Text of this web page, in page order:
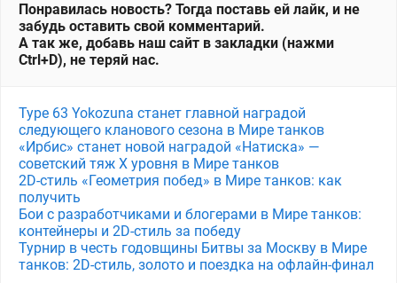
Понравилась новость? Тогда поставь ей лайк, и не
забудь оставить свой комментарий.
А так же, добавь наш сайт в закладки (нажми
Ctrl+D), не теряй нас.
Type 63 Yokozuna станет главной наградой
следующего кланового сезона в Мире танков
«Ирбис» станет новой наградой «Натиска» —
советский тяж X уровня в Мире танков
2D-стиль «Геометрия побед» в Мире танков: как
получить
Бои с разработчиками и блогерами в Мире танков:
контейнеры и 2D-стиль за победу
Турнир в честь годовщины Битвы за Москву в Мире
танков: 2D-стиль, золото и поездка на офлайн-финал